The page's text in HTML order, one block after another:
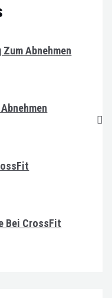
Abnehmen
Bei CrossFit